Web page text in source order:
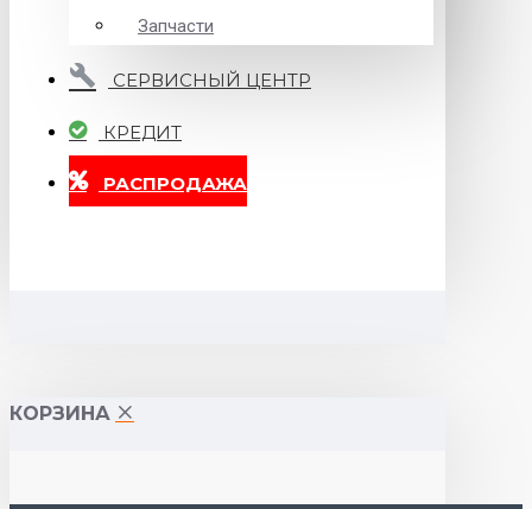
Запчасти
СЕРВИСНЫЙ ЦЕНТР
КРЕДИТ
РАСПРОДАЖА
КОРЗИНА